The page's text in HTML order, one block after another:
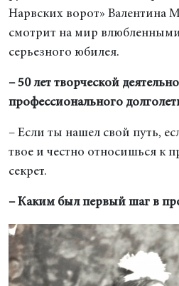
Нарвских ворот» Валентина
смотрит на мир
серьезного юбилея.
– 50 лет творческой
профессионального
– Если ты нашел свой путь,
твое и честно относишься к
секрет.
– Каким был первый шаг в